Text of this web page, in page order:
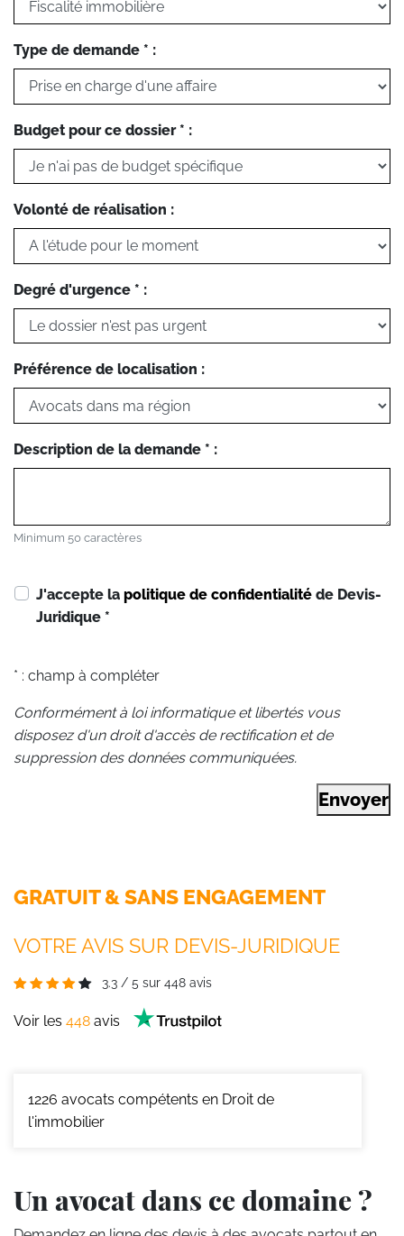
Type de demande * :
Budget pour ce dossier * :
Volonté de réalisation :
Degré d'urgence * :
Préférence de localisation :
Description de la demande * :
Minimum 50 caractères
J'accepte la politique de confidentialité de Devis-
Juridique *
* : champ à compléter
Conformément à loi informatique et libertés vous
disposez d'un droit d'accès de rectification et de
suppression des données communiquées.
Envoyer
GRATUIT & SANS ENGAGEMENT
VOTRE AVIS SUR DEVIS-JURIDIQUE
3.3 / 5 sur 448 avis
Voir les 448 avis
1226 avocats compétents en Droit de
l'immobilier
Un avocat dans ce domaine ?